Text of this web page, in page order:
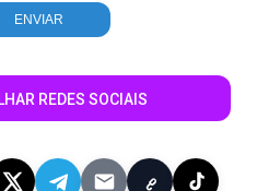
REDES SOCIAIS